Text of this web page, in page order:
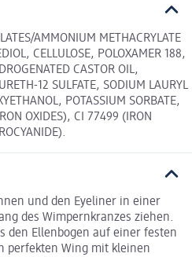
AMMONIUM METHACRYLATE
CELLULOSE, POLOXAMER 188,
CASTOR OIL,
12 SULFATE, SODIUM LAURYL
POTASSIUM SORBATE,
OXIDES), CI 77499 (IRON
und den Eyeliner in einer
des Wimpernkranzes ziehen.
den Ellenbogen auf einer festen
perfekten Wing mit kleinen